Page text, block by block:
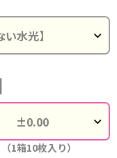
（1箱10枚入り）